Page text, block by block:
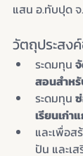
แสน อ.ทับปุด
วัตถุประสง
ระดมทุน
สอนสำหรั
ระดมทุน
เรียนเก่า
และเพื่อ
ปัน และเ